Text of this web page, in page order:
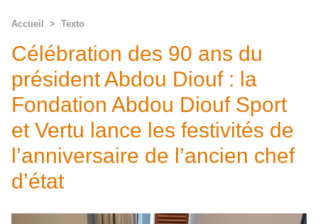
Accueil > Texto
Célébration des 90 ans du
président Abdou Diouf : la
Fondation Abdou Diouf Sport
et Vertu lance les festivités de
l’anniversaire de l’ancien chef
d’état